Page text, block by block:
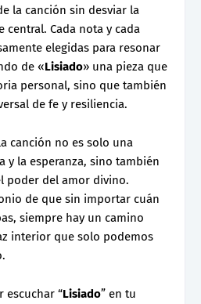
la canción sin desviar la
central. Cada nota y cada
elegidas para resonar
de «Lisiado» una pieza que
personal, sino que también
de fe y resiliencia.
canción no es solo una
y la esperanza, sino también
poder del amor divino.
de que sin importar cuán
siempre hay un camino
interior que solo podemos
escuchar “Lisiado” en tu